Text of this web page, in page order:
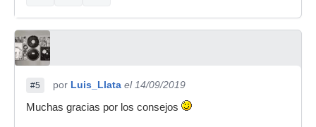
#5 por Luis_Llata el 14/09/2019
Muchas gracias por los consejos